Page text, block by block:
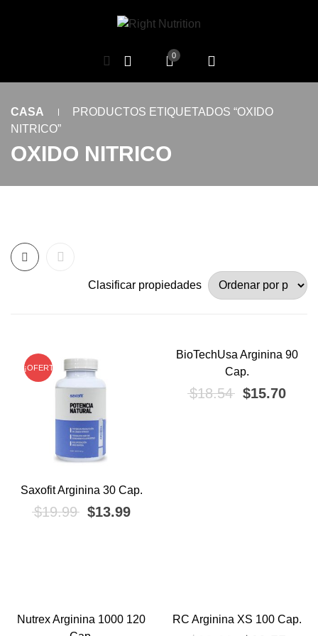
0
CASA
PRODUCTOS ETIQUETADOS “OXIDO
NITRICO”
OXIDO NITRICO
Clasificar propiedades
¡OFERTA!
Saxofit Arginina 30 Cap.
$19.99 El precio original era: $19.99.
$13.99El precio actual es: $13.99.
BioTechUsa Arginina 90
Cap.
$18.54 El precio
$15.70El
Nutrex Arginina 1000 120
RC Arginina XS 100 Cap.